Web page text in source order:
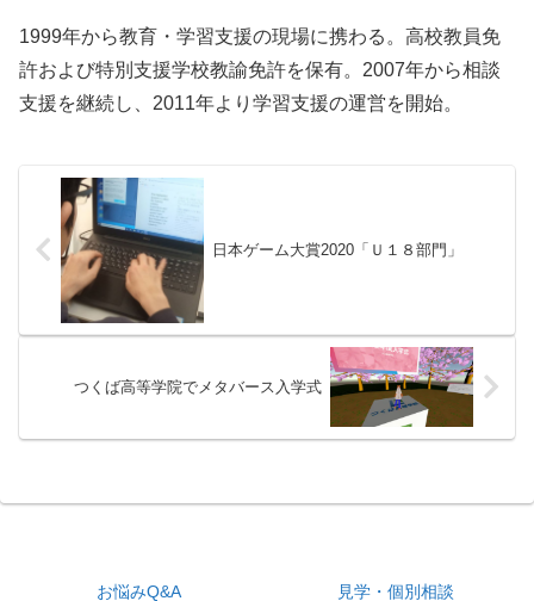
1999年から教育・学習支援の現場に携わる。高校教員免
許および特別支援学校教諭免許を保有。2007年から相談
支援を継続し、2011年より学習支援の運営を開始。
日本ゲーム大賞2020「Ｕ１８部門」
つくば高等学院でメタバース入学式
お悩みQ&A 見学・個別相談